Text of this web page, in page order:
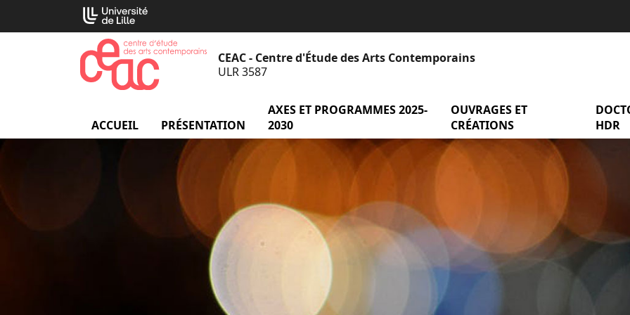
CEAC - Centre d'Étude des Arts Contemporains
ULR 3587
ACCUEIL PRÉSENTATION menu Présentation
AXES ET PROGRAMMES 2025-
2030
menu Axes et programmes 2025-
OUVRAGES ET
CRÉATIONS
menu
HDR
Cookies management panel